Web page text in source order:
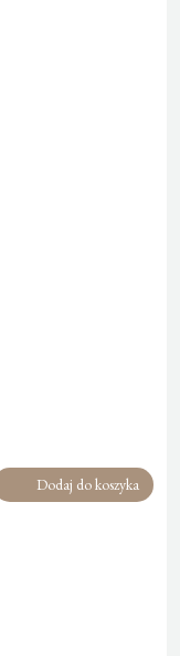
Dodaj do koszyka